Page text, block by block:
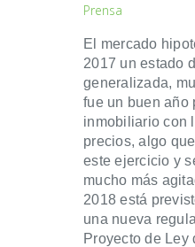
Prensa
El mercado
2017 un estado
generalizada,
fue un buen año
inmobiliario con
precios, algo
este ejercicio y
mucho más
2018 está
una nueva
Proyecto de Ley